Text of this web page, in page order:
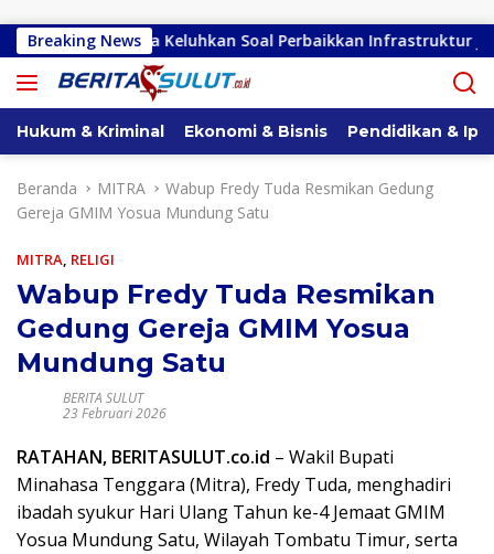
Breaking News
Warga Keluhkan Soal Perbaikkan Infrastruktur Jalan
Hukum & Kriminal Ekonomi & Bisnis Pendidikan &
Beranda MITRA
Wabup Fredy Tuda Resmikan Gedung
Gereja GMIM Yosua Mundung Satu
MITRA, RELIGI
Wabup Fredy Tuda Resmikan
Gedung Gereja GMIM Yosua
Mundung Satu
BERITA SULUT
23 Februari 2026
RATAHAN, BERITASULUT.co.id – Wakil Bupati
Minahasa Tenggara (Mitra), Fredy Tuda, menghadiri
ibadah syukur Hari Ulang Tahun ke-4 Jemaat GMIM
Yosua Mundung Satu, Wilayah Tombatu Timur, serta